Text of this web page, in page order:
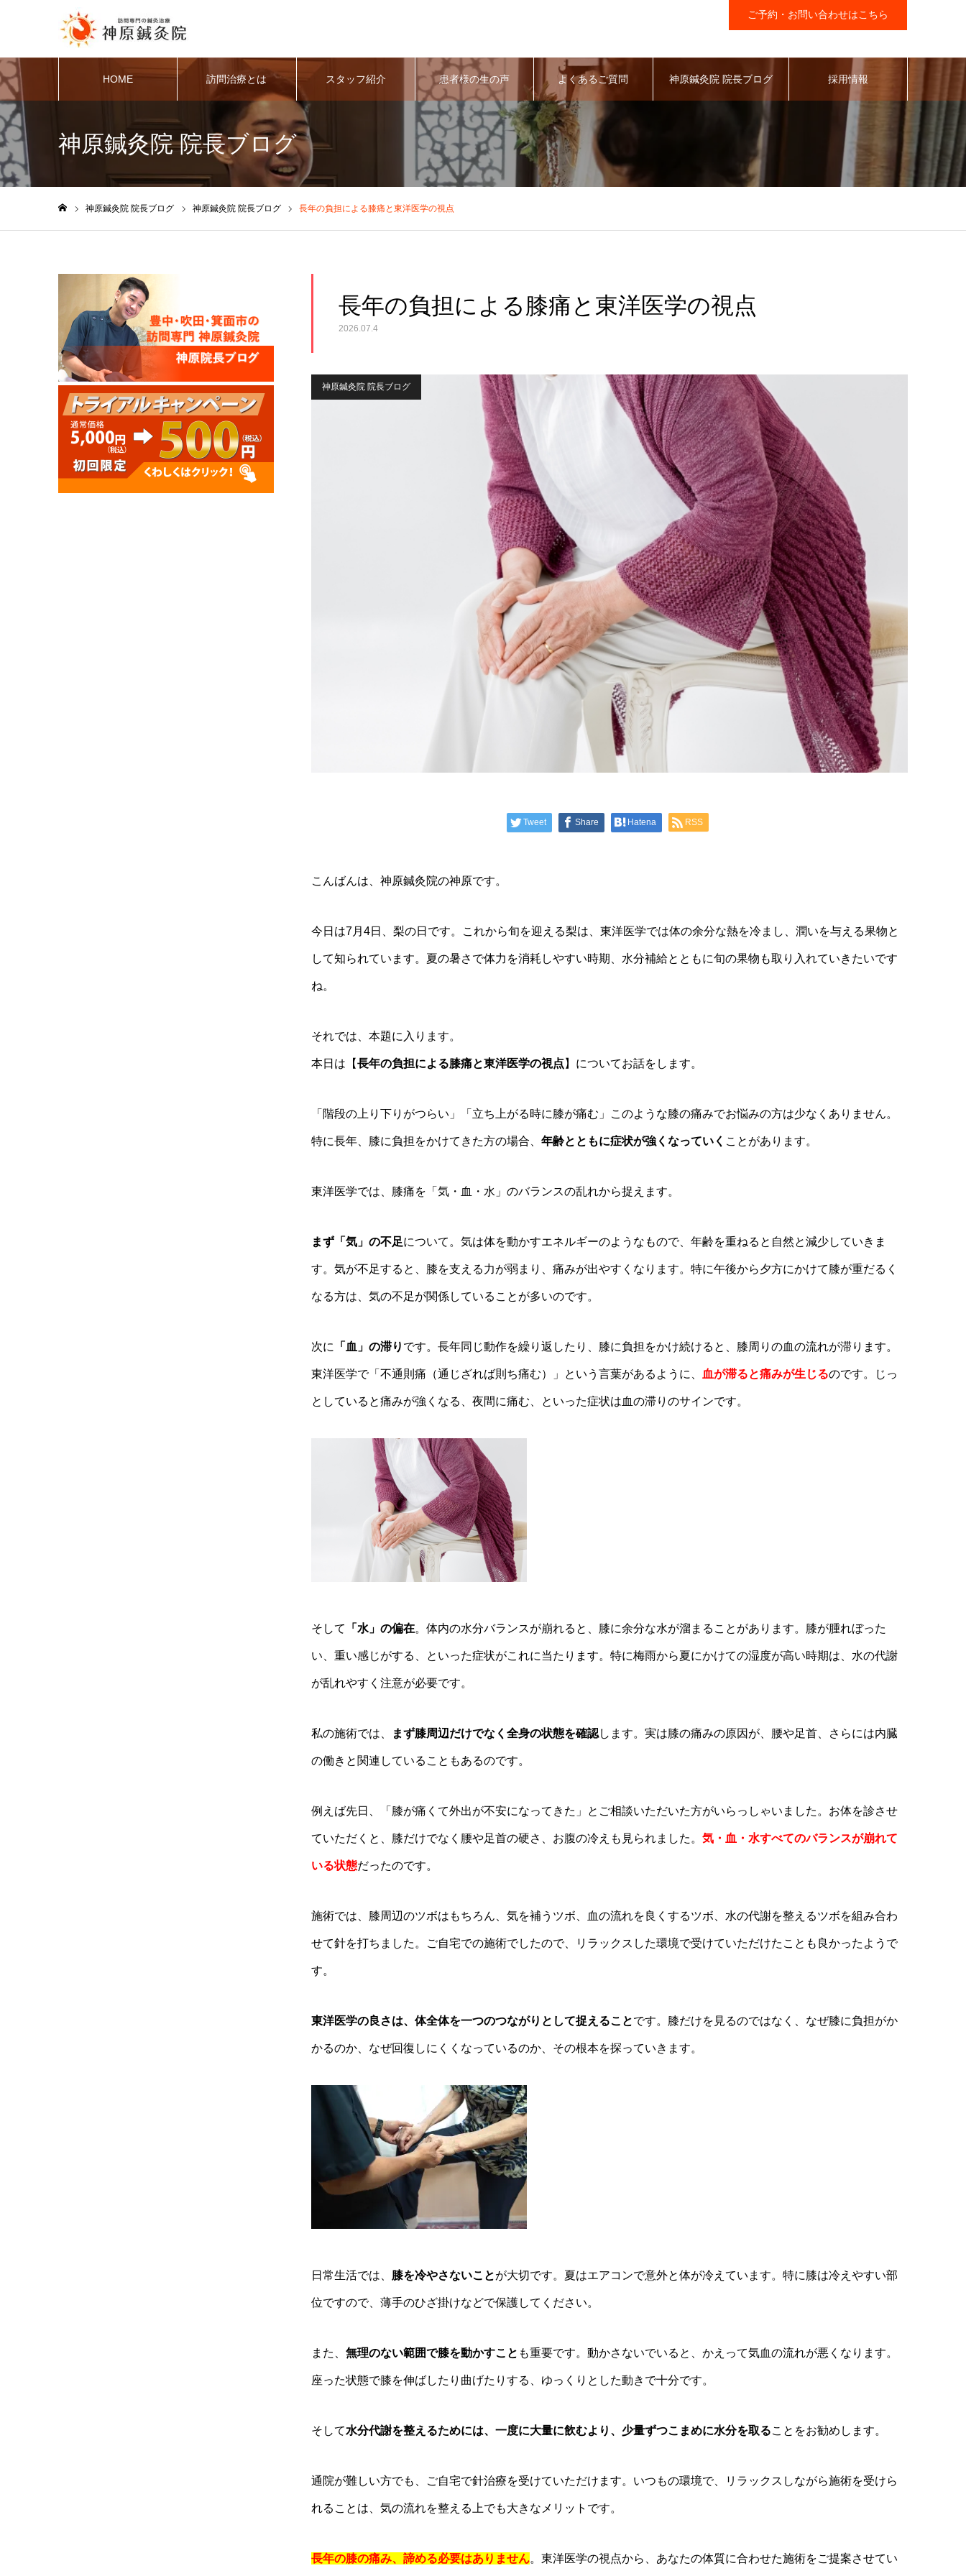
ご予約・お問い合わせはこちら
HOME 訪問治療とは スタッフ紹介 患者様の生の声 よくあるご質問 神原鍼灸院 院長ブログ 採用情報
神原鍼灸院 院長ブログ
神原鍼灸院 院長ブログ 神原鍼灸院 院長ブログ 長年の負担による膝痛と東洋医学の視点
長年の負担による膝痛と東洋医学の視点
2026.07.4
神原鍼灸院 院長ブログ
Tweet Share Hatena RSS
こんばんは、神原鍼灸院の神原です。
今日は7月4日、梨の日です。これから旬を迎える梨は、東洋医学では体の余分な熱を冷まし、潤いを与える果物と
して知られています。夏の暑さで体力を消耗しやすい時期、水分補給とともに旬の果物も取り入れていきたいです
ね。
それでは、本題に入ります。
本日は【長年の負担による膝痛と東洋医学の視点 】についてお話をします。
「階段の上り下りがつらい」「立ち上がる時に膝が痛む」このような膝の痛みでお悩みの方は少なくありません。
特に長年、膝に負担をかけてきた方の場合、 年齢とともに症状が強くなっていく ことがあります。
東洋医学では、膝痛を「気・血・水」のバランスの乱れから捉えます。
まず「気」の不足について。気は体を動かすエネルギーのようなもので、年齢を重ねると自然と減少していきま
す。気が不足すると、膝を支える力が弱まり、痛みが出やすくなります。特に午後から夕方にかけて膝が重だるく
なる方は、気の不足が関係していることが多いのです。
次に 「血」の滞り です。長年同じ動作を繰り返したり、膝に負担をかけ続けると、膝周りの血の流れが滞ります。
東洋医学で「不通則痛（通じざれば則ち痛む）」という言葉があるように、 血が滞ると痛みが生じるのです。じっ
としていると痛みが強くなる、夜間に痛む、といった症状は血の滞りのサインです。
そして 「水」の偏在。体内の水分バランスが崩れると、膝に余分な水が溜まることがあります。膝が腫れぼった
い、重い感じがする、といった症状がこれに当たります。特に梅雨から夏にかけての湿度が高い時期は、水の代謝
が乱れやすく注意が必要です。
私の施術では、 まず膝周辺だけでなく全身の状態を確認します。実は膝の痛みの原因が、腰や足首、さらには内臓
の働きと関連していることもあるのです。
例えば先日、「膝が痛くて外出が不安になってきた」とご相談いただいた方がいらっしゃいました。お体を診させ
ていただくと、膝だけでなく腰や足首の硬さ、お腹の冷えも見られました。 気・血・水すべてのバランスが崩れて
いる状態だったのです。
施術では、膝周辺のツボはもちろん、気を補うツボ、血の流れを良くするツボ、水の代謝を整えるツボを組み合わ
せて針を打ちました。ご自宅での施術でしたので、リラックスした環境で受けていただけたことも良かったようで
す。
東洋医学の良さは、体全体を一つのつながりとして捉えることです。膝だけを見るのではなく、なぜ膝に負担がか
かるのか、なぜ回復しにくくなっているのか、その根本を探っていきます。
日常生活では、 膝を冷やさないことが大切です。夏はエアコンで意外と体が冷えています。特に膝は冷えやすい部
位ですので、薄手のひざ掛けなどで保護してください。
また、 無理のない範囲で膝を動かすこと も重要です。動かさないでいると、かえって気血の流れが悪くなります。
座った状態で膝を伸ばしたり曲げたりする、ゆっくりとした動きで十分です。
そして水分代謝を整えるためには、一度に大量に飲むより、少量ずつこまめに水分を取ることをお勧めします。
通院が難しい方でも、ご自宅で針治療を受けていただけます。いつもの環境で、リラックスしながら施術を受けら
れることは、気の流れを整える上でも大きなメリットです。
長年の膝の痛み、諦める必要はありません。東洋医学の視点から、あなたの体質に合わせた施術をご提案させてい